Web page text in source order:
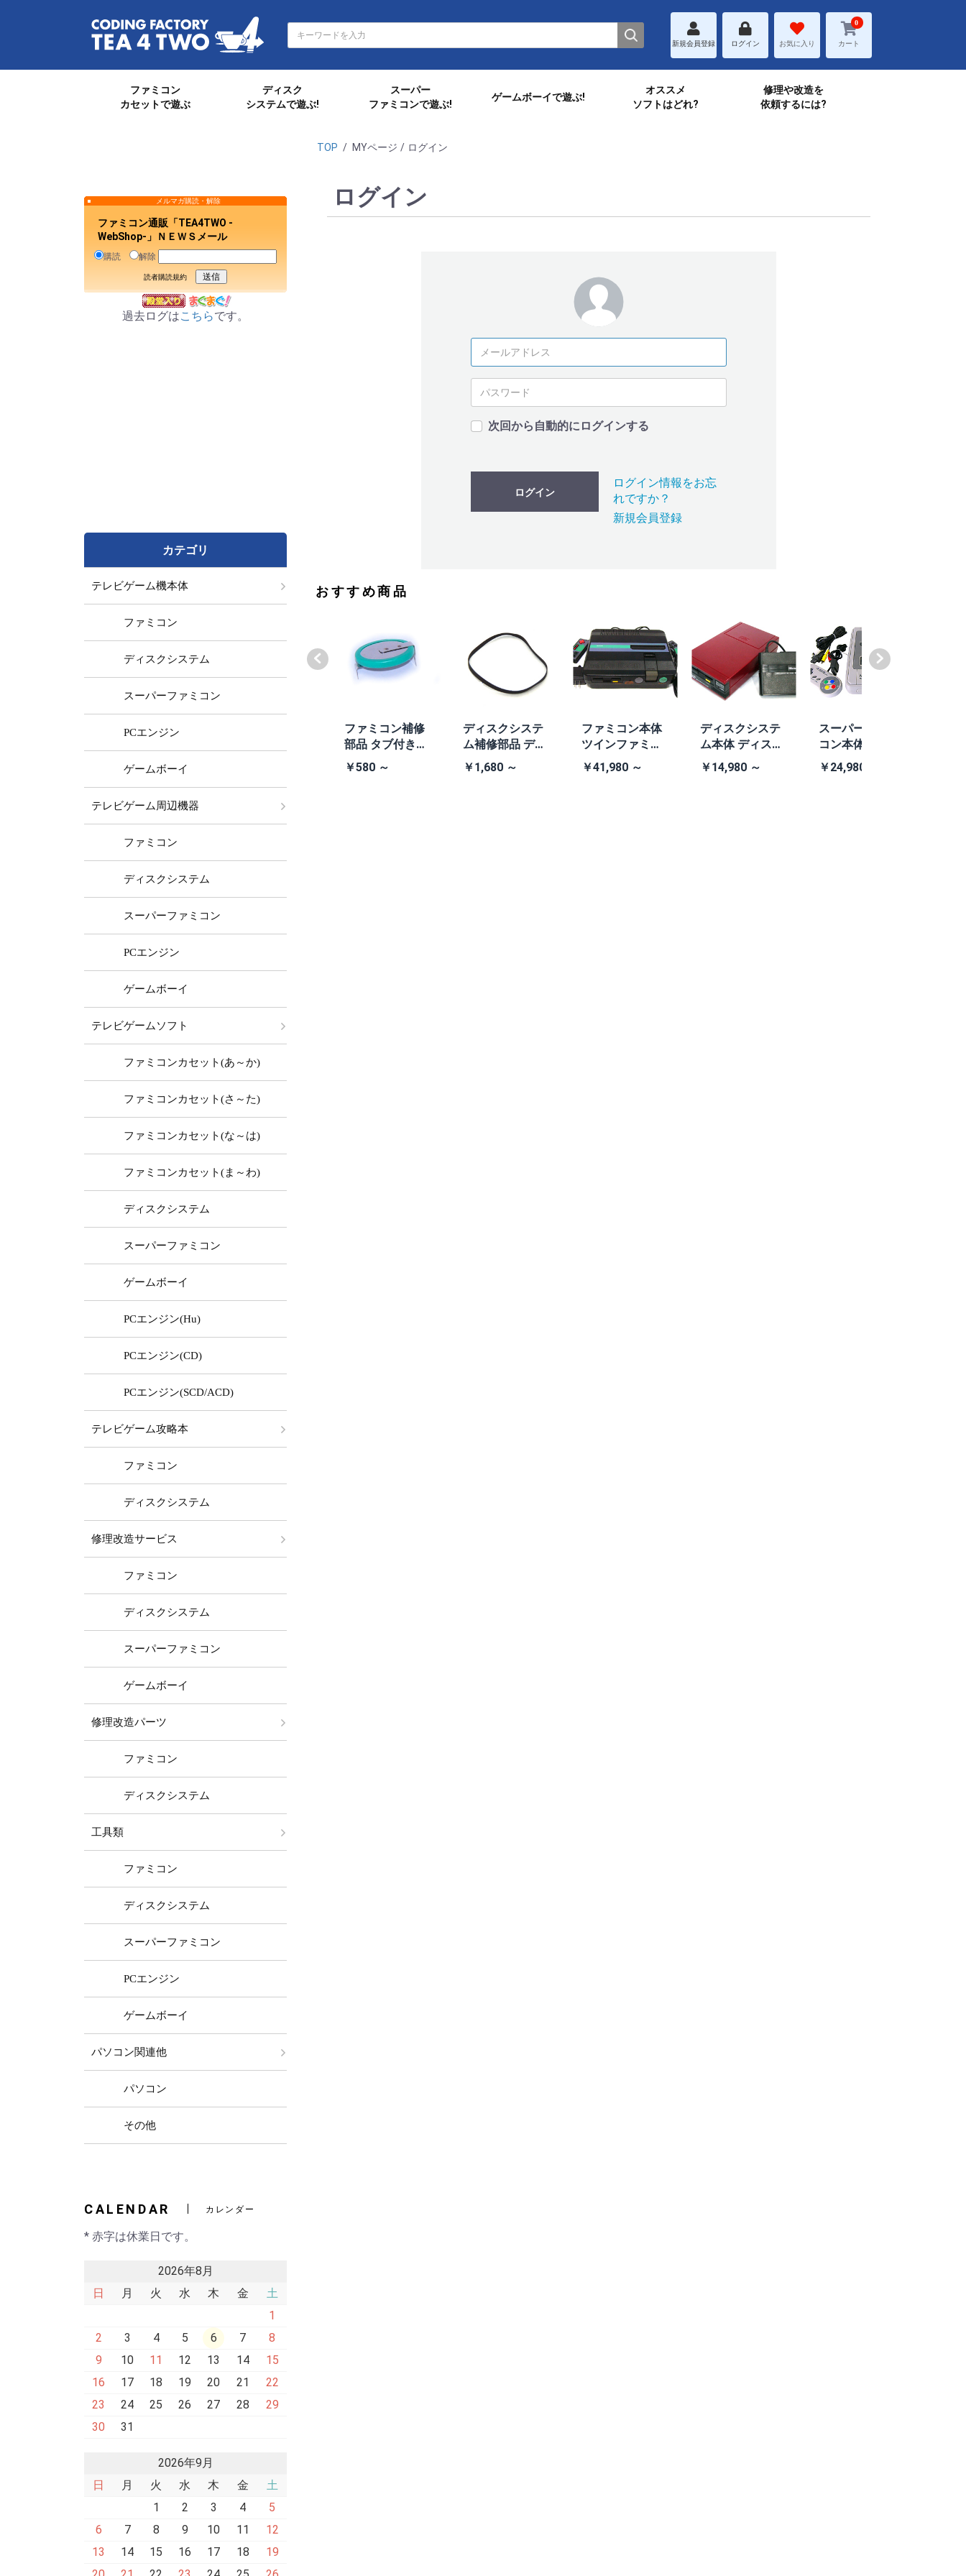
新規会員登録 ログイン お気に入り
0
カート
ファミコン
カセットで遊ぶ
ディスク
システムで遊ぶ!
スーパー
ファミコンで遊ぶ!
ゲームボーイで遊ぶ!
オススメ
ソフトはどれ?
修理や改造を
依頼するには?
メルマガ購読・解除
ファミコン通販「TEA4TWO -
WebShop-」ＮＥＷＳメール
購読 解除
読者購読規約
過去ログはこちらです。
カテゴリ
テレビゲーム機本体
ファミコン
ディスクシステム
スーパーファミコン
PCエンジン
ゲームボーイ
テレビゲーム周辺機器
ファミコン
ディスクシステム
スーパーファミコン
PCエンジン
ゲームボーイ
テレビゲームソフト
ファミコンカセット(あ～か)
ファミコンカセット(さ～た)
ファミコンカセット(な～は)
ファミコンカセット(ま～わ)
ディスクシステム
スーパーファミコン
ゲームボーイ
PCエンジン(Hu)
PCエンジン(CD)
PCエンジン(SCD/ACD)
テレビゲーム攻略本
ファミコン
ディスクシステム
修理改造サービス
ファミコン
ディスクシステム
スーパーファミコン
ゲームボーイ
修理改造パーツ
ファミコン
ディスクシステム
工具類
ファミコン
ディスクシステム
スーパーファミコン
PCエンジン
ゲームボーイ
パソコン関連他
パソコン
その他
CALENDAR カレンダー
* 赤字は休業日です。
2026年8月
日
月 火 水 木 金
土
1
2
3 4 5 6 7
8
9
10 11 12 13 14
15
16
17 18 19 20 21
22
23
24 25 26 27 28
29
30
31
2026年9月
日
月 火 水 木 金
土
1
2 3 4
5
6
7 8 9 10 11
12
13
14 15 16 17 18
19
TOP / MYページ / ログイン
ログイン
次回から自動的にログインする
ログイン
ログイン情報をお忘
れですか？
新規会員登録
おすすめ商品
ファミコン本体
￥14,980 ～
ファミコン補修
部品 タブ付きコ
イン電池(CR203
￥580 ～
ディスクシステ
ム補修部品 ディ
スクシステム用
交換ベルト
￥1,680 ～
ファミコン本体
ツインファミコ
ン本体 (AN-505
B 黒・連射あり)
￥41,980 ～
ディスクシステ
ム本体 ディスク
システム本体
￥14,980 ～
スーパーファミ
コン本体 任天堂
社純正スーパー
ファミコン本体
￥24,980 ～